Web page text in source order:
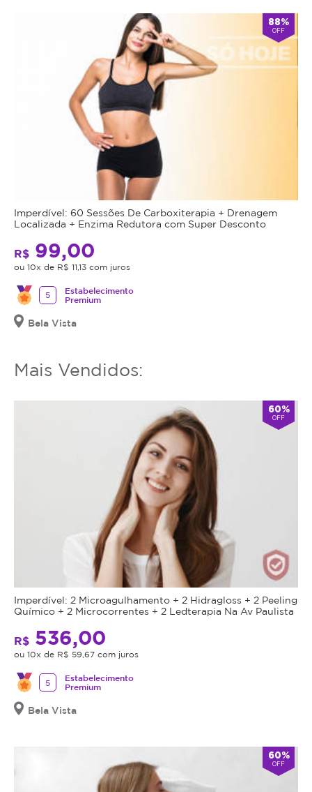
88%
OFF
Imperdível: 60 Sessões De Carboxiterapia + Drenagem
Localizada + Enzima Redutora com Super Desconto
R$ 99,00
ou 10x de R$ 11,13 com juros
5
Estabelecimento
Premium
Bela Vista
Mais Vendidos:
60%
OFF
Imperdível: 2 Microagulhamento + 2 Hidragloss + 2 Peeling
Químico + 2 Microcorrentes + 2 Ledterapia Na Av Paulista
R$ 536,00
ou 10x de R$ 59,67 com juros
5
Estabelecimento
Premium
Bela Vista
60%
OFF